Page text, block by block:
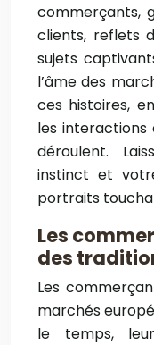
commerçants,
clients, reflets
sujets
l’âme des
ces histoires,
les interactions
déroulent.
instinct et
portraits
Les
des
Les
marchés
le temps,